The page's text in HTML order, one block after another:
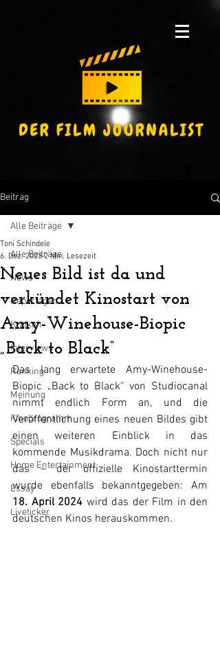
Beitrag
Alle Beiträge
News
Reportagen
Kritiken
Interviews
Ranking
Meinung
Kinoprogramm
Specials
Home Entertainment
Essay
Liveticker
Alle Beiträge
Neues Bild ist da und
verkündet Kinostart von
Amy-Winehouse-Biopic
„Back to Black“
Toni Schindele
6. Dez. 2023 2 Min. Lesezeit
Das lang erwartete Amy-Winehouse-
Biopic „Back to Black“ von Studiocanal
nimmt endlich Form an, und die
Veröffentlichung eines neuen Bildes gibt
einen weiteren Einblick in das
kommende Musikdrama. Doch nicht nur
das – der offizielle Kinostarttermin
18. April 2024 wird das der Film in den
deutschen Kinos herauskommen.